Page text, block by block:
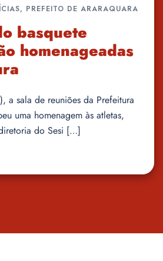
, PREFEITO DE ARARAQUARA
basquete
homenageadas
a sala de reuniões da Prefeitura
uma homenagem às atletas,
do Sesi […]